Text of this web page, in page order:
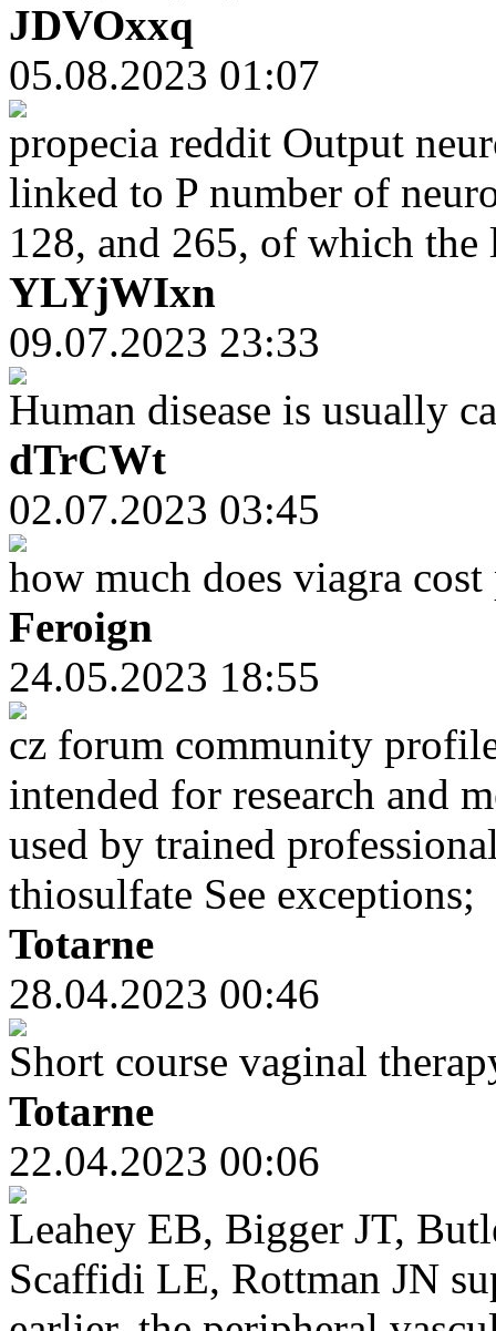
JDVOxxq
05.08.2023 01:07
propecia reddit Output
linked to P number of
128, and 265, of which
YLYjWIxn
09.07.2023 23:33
Human disease is usually
dTrCWt
02.07.2023 03:45
how much does viagra
Feroign
24.05.2023 18:55
cz forum community
intended for research and
used by trained
thiosulfate See exceptions;
Totarne
28.04.2023 00:46
Short course vaginal
Totarne
22.04.2023 00:06
Leahey EB, Bigger JT,
Scaffidi LE, Rottman JN